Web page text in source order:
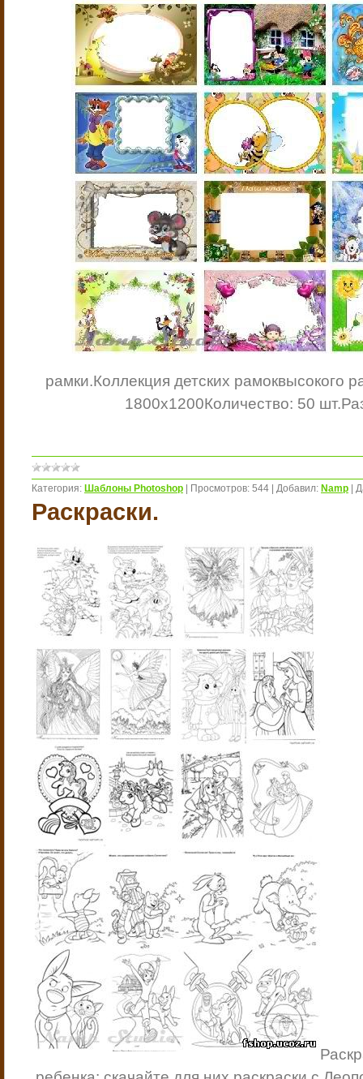
рамки.Коллекция детских рамоквысокого
1800x1200Количество: 50 шт.
Категория: Шаблоны Photoshop Просмотров: 544 Добавил: Namp
Раскраски.